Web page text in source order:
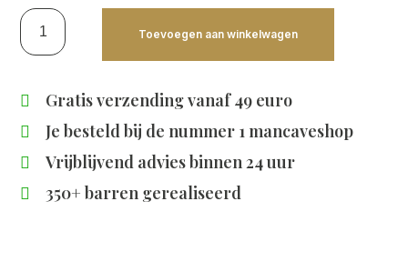
Toevoegen aan winkelwagen
Gratis verzending vanaf 49 euro
Je besteld bij de nummer 1 mancaveshop
Vrijblijvend advies binnen 24 uur
350+ barren gerealiseerd